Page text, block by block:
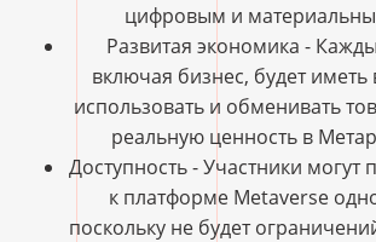
цифровым и
Развитая экономика -
включая бизнес, будет
использовать и обменивать
реальную ценность в
Доступность - Участники могут
к платформе Metaverse
поскольку не будет